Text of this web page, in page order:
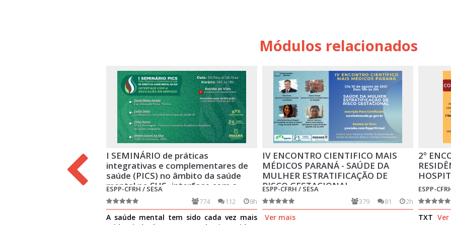
Módulos relacionados
I SEMINÁRIO de práticas
integrativas e complementares de
saúde (PICS) no âmbito da saúde
mental no SUS- interface com a
educação em serviço
ESPP-CFRH / SESA
8h
112
774
A saúde mental tem sido cada vez mais
IV ENCONTRO CIENTIFICO MAIS
MÉDICOS PARANÁ - SAÚDE DA
MULHER ESTRATIFICAÇÃO DE
RISCO GESTACIONAL
ESPP-CFRH / SESA
2h
81
379
Ver mais
2º
ESPP-
TXT